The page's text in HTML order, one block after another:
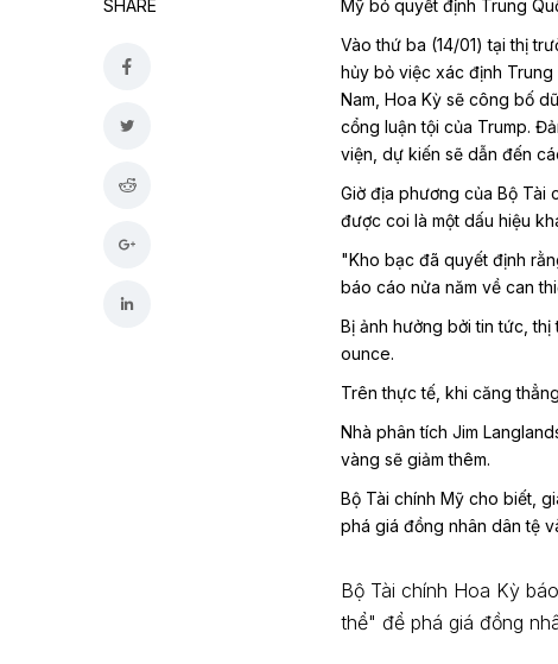
SHARE
Mỹ bỏ quyết định Trung
Vào thứ ba (14/01) tại thị
hủy bỏ việc xác định
Nam, Hoa Kỳ sẽ công bố
cổng luận tội của Trump.
viện, dự kiến sẽ dẫn đến
Giờ địa phương của Bộ Tài
được coi là một dấu hiệu
"Kho bạc đã quyết định
báo cáo nửa năm về can
Bị ảnh hưởng bởi tin tức,
ounce.
Trên thực tế, khi căng
Nhà phân tích Jim
vàng sẽ giảm thêm.
Bộ Tài chính Mỹ cho biết,
phá giá đồng nhân dân tệ
Bộ Tài chính Hoa Kỳ
thể" để phá giá đồng